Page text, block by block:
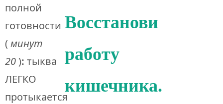
полной
готовности
( минут
20 ): тыква
ЛЕГКО
протыкается
Восстанови
работу
кишечника.